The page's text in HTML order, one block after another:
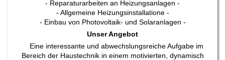
- Reparaturarbeiten an Heizungsanlagen -
- Allgemeine Heizungsinstallatione -
- Einbau von Photovoltaik- und Solaranlagen -
Unser Angebot
Eine interessante und abwechslungsreiche Aufgabe im
Bereich der Haustechnik in einem motivierten, dynamisch